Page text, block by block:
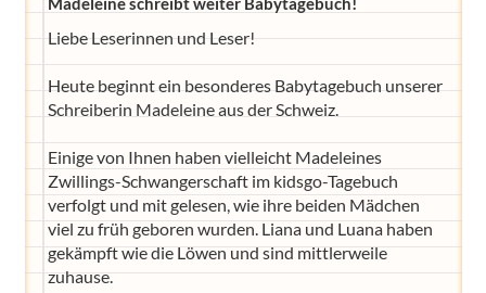
Liebe Leserinnen und Leser!
Heute beginnt ein besonderes Babytagebuch unserer
Schreiberin Madeleine aus der Schweiz.
Einige von Ihnen haben vielleicht Madeleines
Zwillings-Schwangerschaft im kidsgo-Tagebuch
verfolgt und mit gelesen, wie ihre beiden Mädchen
viel zu früh geboren wurden. Liana und Luana haben
gekämpft wie die Löwen und sind mittlerweile
zuhause.